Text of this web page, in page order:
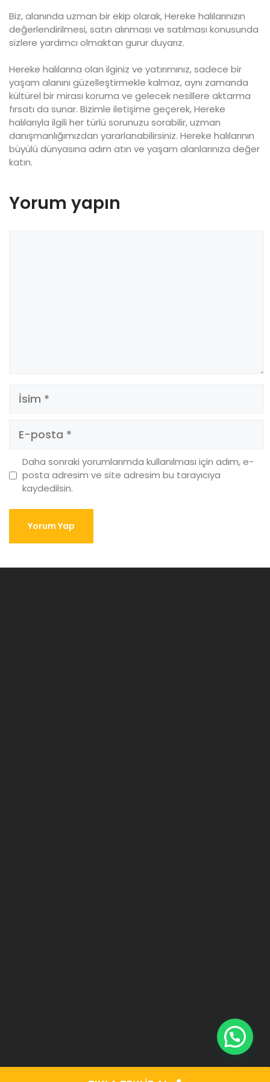
Biz, alanında uzman bir ekip olarak, Hereke halılarınızın
değerlendirilmesi, satın alınması ve satılması konusunda
sizlere yardımcı olmaktan gurur duyarız.
Hereke halılarına olan ilginiz ve yatırımınız, sadece bir
yaşam alanını güzelleştirmekle kalmaz, aynı zamanda
kültürel bir mirası koruma ve gelecek nesillere aktarma
fırsatı da sunar. Bizimle iletişime geçerek, Hereke
halılarıyla ilgili her türlü sorunuzu sorabilir, uzman
danışmanlığımızdan yararlanabilirsiniz. Hereke halılarının
büyülü dünyasına adım atın ve yaşam alanlarınıza değer
katın.
Yorum yapın
Daha sonraki yorumlarımda kullanılması için adım, e-
posta adresim ve site adresim bu tarayıcıya
kaydedilsin.